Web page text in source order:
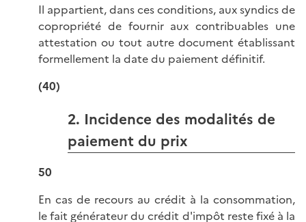
Il appartient, dans ces conditions, aux syndics de
copropriété de fournir aux contribuables une
attestation ou tout autre document établissant
formellement la date du paiement définitif.
(40)
2. Incidence des modalités de
paiement du prix
50
En cas de recours au crédit à la consommation,
le fait générateur du crédit d'impôt reste fixé à la